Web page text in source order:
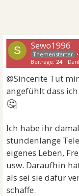
S Sewo1996
Beiträge: 24
@Sincerite Tut
angefühlt dass
🤔
Ich habe ihr
stundenlange
eigenes Leben,
usw. Daraufhin
als sei sie dafür
schaffe.